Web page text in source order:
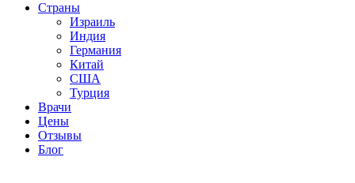
Страны
Израиль
Индия
Германия
Китай
США
Турция
Врачи
Цены
Отзывы
Блог